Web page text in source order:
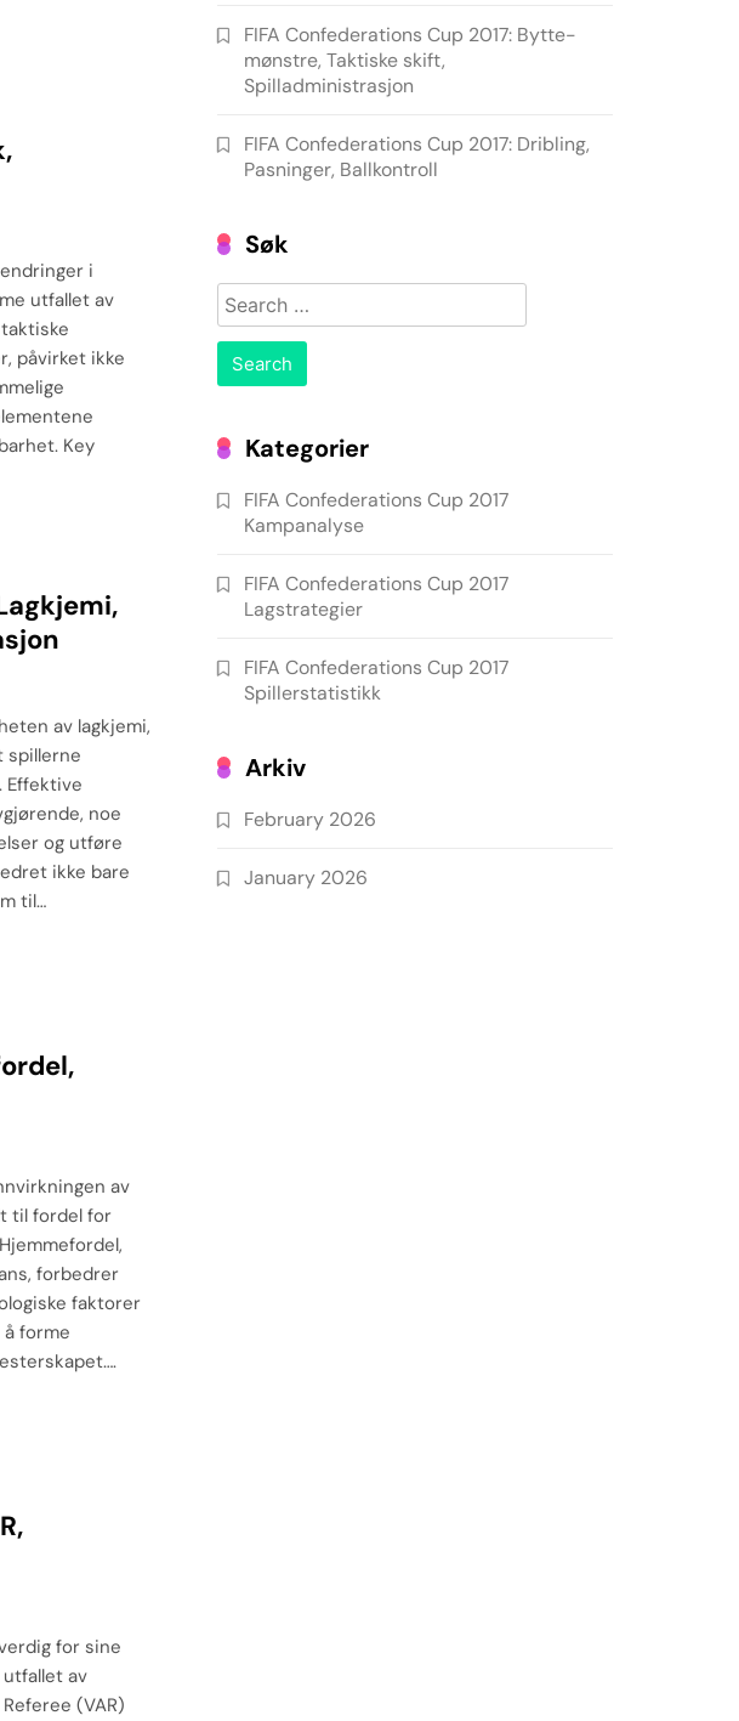
i
utfallet av
påvirket ikke
Key
av lagkjemi,
spillerne
Effektive
noe
og utføre
ikke bare
til…
av
til fordel for
forbedrer
faktorer
forme
for sine
av
(VAR)
FIFA Confederations Cup 2017: Bytte-
mønstre, Taktiske skift,
Spilladministrasjon
FIFA Confederations Cup 2017: Dribling,
Pasninger, Ballkontroll
Søk
Search
for:
Kategorier
FIFA Confederations Cup 2017
Kampanalyse
FIFA Confederations Cup 2017
Lagstrategier
FIFA Confederations Cup 2017
Spillerstatistikk
Arkiv
February 2026
January 2026